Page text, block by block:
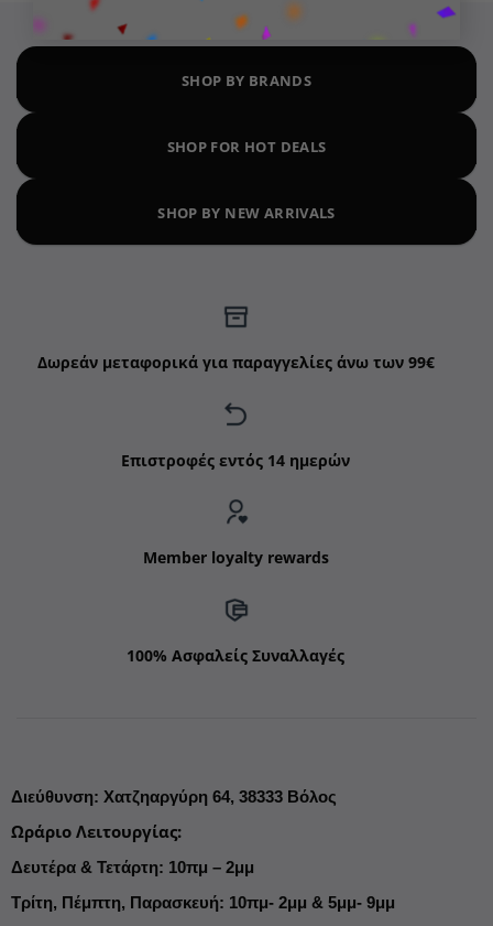
SHOP BY BRANDS
SHOP FOR HOT DEALS
SHOP BY NEW ARRIVALS
Δωρεάν μεταφορικά για παραγγελίες άνω των 99€
Επιστροφές εντός 14 ημερών
Member loyalty rewards
100% Ασφαλείς Συναλλαγές
Διεύθυνση: Χατζηαργύρη 64, 38333 Βόλος
Ωράριο Λειτουργίας:
Δευτέρα & Τετάρτη: 10πμ – 2μμ
Τρίτη, Πέμπτη, Παρασκευή: 10πμ- 2μμ & 5μμ- 9μμ